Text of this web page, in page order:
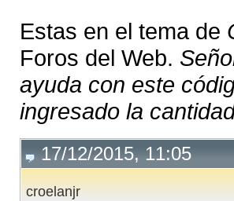
Estas en el tema de
Foros del Web.
ayuda con este
ingresado la
17/12/2015, 11:05
croelanjr